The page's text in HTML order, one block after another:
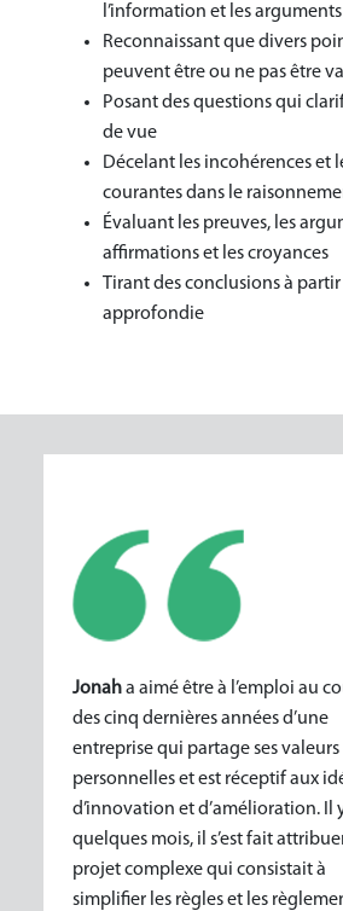
l’information et les arguments
Reconnaissant que divers
peuvent être ou ne pas être
Posant des questions qui
de vue
Décelant les incohérences et
courantes dans le
Évaluant les preuves, les
affirmations et les croyances
Tirant des conclusions à partir
approfondie
Jonaha aimé être à l’emploi au
des cinq dernières années d’une
entreprise qui partage ses valeurs
personnelles et est réceptif aux
d’innovation et d’amélioration. Il
quelques mois, il s’est fait
projet complexe qui consistait à
simplifier les règles et les